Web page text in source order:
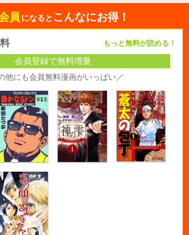
員 になると こんなにお得！
もっと無料が読める！
会員登録で無料増量
他にも会員無料漫画がいっぱい／